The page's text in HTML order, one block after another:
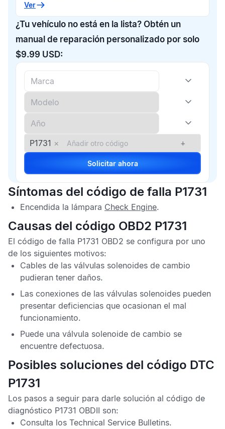
Ver
¿Tu vehículo no está en la lista? Obtén un
manual de reparación personalizado por solo
$9.99 USD:
P1731 × +
Solicitar ahora
Síntomas del código de falla P1731
Encendida la lámpara Check Engine.
Causas del código OBD2 P1731
El código de falla P1731 OBD2 se configura por uno
de los siguientes motivos:
Cables de las válvulas solenoides de cambio
pudieran tener daños.
Las conexiones de las válvulas solenoides pueden
presentar deficiencias que ocasionan el mal
funcionamiento.
Puede una válvula solenoide de cambio se
encuentre defectuosa.
Posibles soluciones del código DTC
P1731
Los pasos a seguir para darle solución al código de
diagnóstico P1731 OBDII son:
Consulta los Technical Service Bulletins.